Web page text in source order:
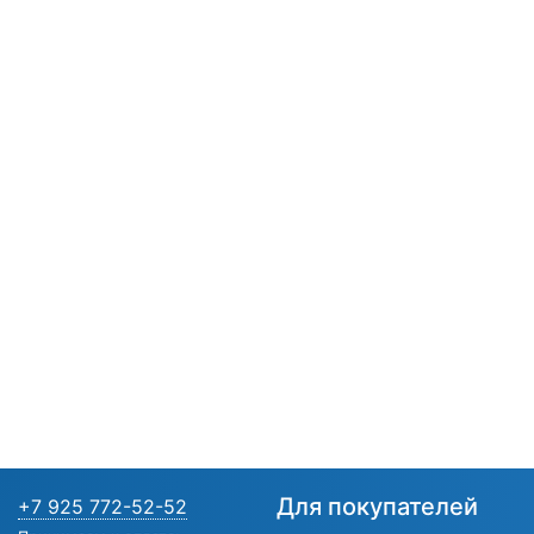
+7 925 772-52-52 Для покупателей